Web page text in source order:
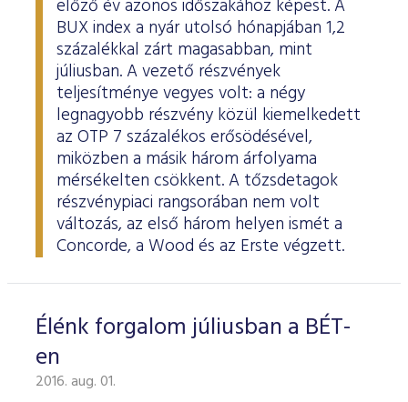
ESG Útmutató
előző év azonos időszakához képest. A
BUX index a nyár utolsó hónapjában 1,2
százalékkal zárt magasabban, mint
júliusban. A vezető részvények
teljesítménye vegyes volt: a négy
legnagyobb részvény közül kiemelkedett
az OTP 7 százalékos erősödésével,
miközben a másik három árfolyama
mérsékelten csökkent. A tőzsdetagok
részvénypiaci rangsorában nem volt
változás, az első három helyen ismét a
Concorde, a Wood és az Erste végzett.
Élénk forgalom júliusban a BÉT-
en
2016. aug. 01.